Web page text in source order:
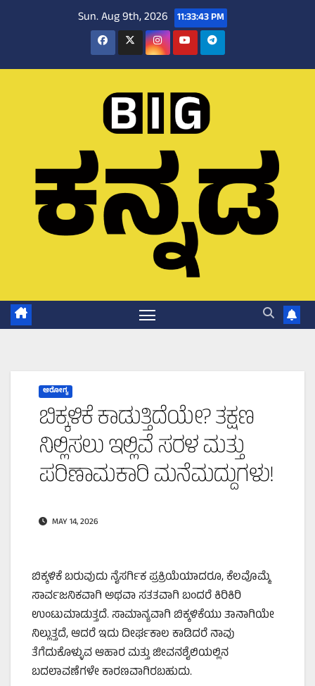
Sun. Aug 9th, 2026 11:33:45 PM
ಆರೋಗ್ಯ
ಬಿಕ್ಕಳಿಕೆ ಕಾಡುತ್ತಿದೆಯೇ? ತಕ್ಷಣ
ನಿಲ್ಲಿಸಲು ಇಲ್ಲಿವೆ ಸರಳ ಮತ್ತು
ಪರಿಣಾಮಕಾರಿ ಮನೆಮದ್ದುಗಳು!
MAY 14, 2026
ಬಿಕ್ಕಳಿಕೆ ಬರುವುದು ನೈಸರ್ಗಿಕ ಪ್ರಕ್ರಿಯೆಯಾದರೂ, ಕೆಲವೊಮ್ಮೆ
ಸಾರ್ವಜನಿಕವಾಗಿ ಅಥವಾ ಸತತವಾಗಿ ಬಂದರೆ ಕಿರಿಕಿರಿ
ಉಂಟುಮಾಡುತ್ತದೆ. ಸಾಮಾನ್ಯವಾಗಿ ಬಿಕ್ಕಳಿಕೆಯು ತಾನಾಗಿಯೇ
ನಿಲ್ಲುತ್ತದೆ, ಆದರೆ ಇದು ದೀರ್ಘಕಾಲ ಕಾಡಿದರೆ ನಾವು
ತೆಗೆದುಕೊಳ್ಳುವ ಆಹಾರ ಮತ್ತು ಜೀವನಶೈಲಿಯಲ್ಲಿನ
ಬದಲಾವಣೆಗಳೇ ಕಾರಣವಾಗಿರಬಹುದು.